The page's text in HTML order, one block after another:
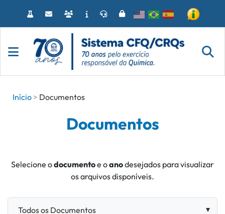
o
Início
Documentos
Documentos
Selecione odocumentoe oanodesejados para visualizar
os arquivos disponíveis.